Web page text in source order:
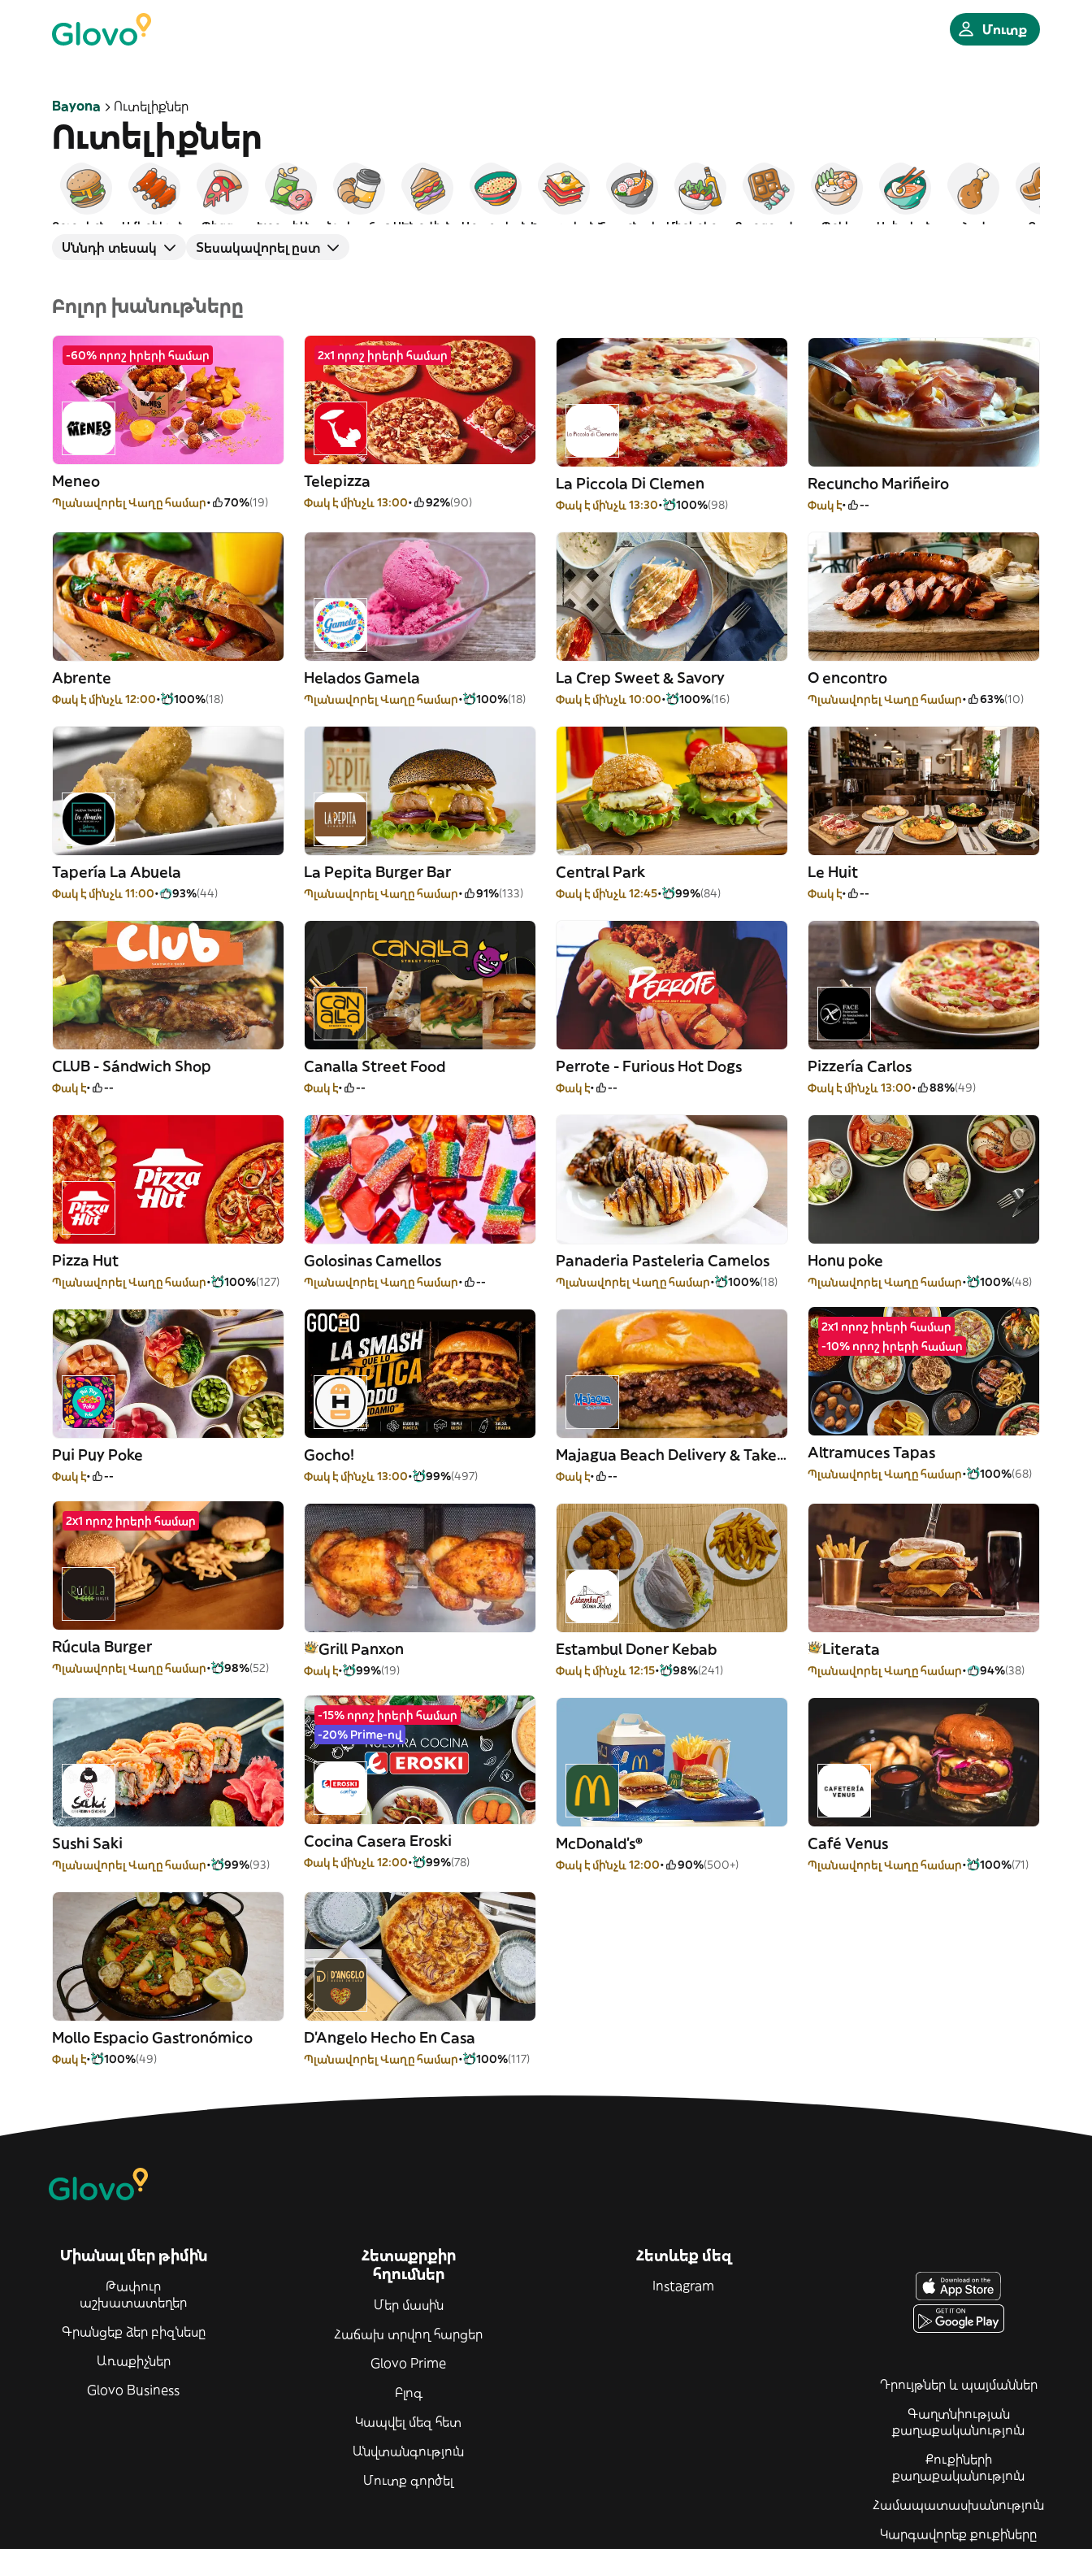
Մուտք
Bayona Ուտելիքներ
Ուտելիքներ
Ամերիկյան Պիցցա Նախաճաշ Արաբական Իտալական Պոկե Ասիական Հավ Գրիլ
Սննդի տեսակ Տեսակավորել ըստ
Բոլոր խանութները
-60% որոշ իրերի համար
Meneo
Պլանավորել Վաղը համար 70%(19)
2x1 որոշ իրերի համար
Telepizza
Փակ է մինչև 13:00 92%(90)
La Piccola Di Clemen
Փակ է մինչև 13:30 100%(98)
Recuncho Mariñeiro
Փակ է --
Abrente
Փակ է մինչև 12:00 100%(18)
Helados Gamela
Պլանավորել Վաղը համար 100%(18)
La Crep Sweet & Savory
Փակ է մինչև 10:00 100%(16)
O encontro
Պլանավորել Վաղը համար 63%(10)
Tapería La Abuela
Փակ է մինչև 11:00 93%(44)
La Pepita Burger Bar
Պլանավորել Վաղը համար 91%(133)
Central Park
Փակ է մինչև 12:45 99%(84)
Le Huit
Փակ է --
CLUB - Sándwich Shop
Փակ է --
Canalla Street Food
Փակ է --
Perrote - Furious Hot Dogs
Փակ է --
Pizzería Carlos
Փակ է մինչև 13:00 88%(49)
Pizza Hut
Պլանավորել Վաղը համար 100%(127)
Golosinas Camellos
Պլանավորել Վաղը համար --
Panaderia Pasteleria Camelos
Պլանավորել Վաղը համար 100%(18)
Honu poke
Պլանավորել Վաղը համար 100%(48)
Pui Puy Poke
Փակ է --
Gocho!
Փակ է մինչև 13:00 99%(497)
Majagua Beach Delivery & Take Away
Փակ է --
2x1 որոշ իրերի համար
-10% որոշ իրերի համար
Altramuces Tapas
Պլանավորել Վաղը համար 100%(68)
2x1 որոշ իրերի համար
Rúcula Burger
Պլանավորել Վաղը համար 98%(52)
Grill Panxon
Փակ է 99%(19)
Estambul Doner Kebab
Փակ է մինչև 12:15 98%(241)
Literata
Պլանավորել Վաղը համար 94%(38)
Sushi Saki
Պլանավորել Վաղը համար 99%(93)
-15% որոշ իրերի համար
-20% Prime-ով
Cocina Casera Eroski
Փակ է մինչև 12:00 99%(78)
McDonald's®
Փակ է մինչև 12:00 90%(500+)
Café Venus
Պլանավորել Վաղը համար 100%(71)
Mollo Espacio Gastronómico
Փակ է 100%(49)
D'Angelo Hecho En Casa
Պլանավորել Վաղը համար 100%(117)
Միանալ մեր թիմին
Թափուր
աշխատատեղեր
Գրանցեք ձեր բիզնեսը
Առաքիչներ
Glovo Business
Հետաքրքիր
հղումներ
Մեր մասին
Հաճախ տրվող հարցեր
Glovo Prime
Բլոգ
Կապվել մեզ հետ
Անվտանգություն
Մուտք գործել
Հետևեք մեզ
Instagram
Դրույթներ և պայմաններ
Գաղտնիության
քաղաքականություն
Քուքիների
քաղաքականություն
Համապատասխանություն
Կարգավորեք քուքիները